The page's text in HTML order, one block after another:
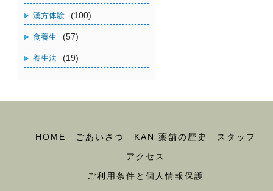
漢方体験 (100)
食養生 (57)
養生法 (19)
HOME ごあいさつ KAN 薬舗の歴史
スタッフ
アクセス
ご利用条件と個人情報保護